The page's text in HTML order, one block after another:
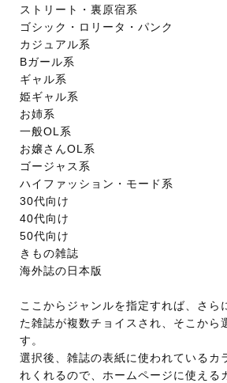
ストリート・裏原宿系
ゴシック・ロリータ・パンク
カジュアル系
Bガール系
ギャル系
姫ギャル系
お姉系
一般OL系
お嬢さんOL系
ゴージャス系
ハイファッション・モード系
30代向け
40代向け
50代向け
きもの雑誌
海外誌の日本版
ここからジャンルを指定すれば、さら
た雑誌が複数チョイスされ、そこから
す。
選択後、雑誌の表紙に使われているカ
れくれるので、ホームページに使える